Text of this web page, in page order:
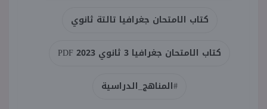
كتاب الامتحان جغرافيا تالتة ثانوي
كتاب الامتحان جغرافيا 3 ثانوي 2023 PDF
#المناهج_الدراسية